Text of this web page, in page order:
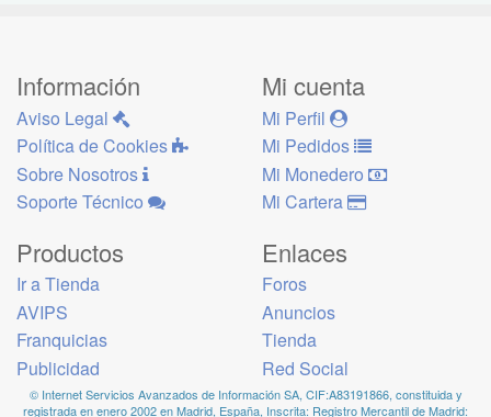
Información
Aviso Legal
Política de Cookies
Sobre Nosotros
Soporte Técnico
Mi cuenta
Mi Perfil
Mi Pedidos
Mi Monedero
Mi Cartera
Productos
Ir a Tienda
AVIPS
Franquicias
Publicidad
Enlaces
Foros
Anuncios
Tienda
Red Social
© Internet Servicios Avanzados de Información SA, CIF:A83191866, constituida y
registrada en enero 2002 en Madrid, España, Inscrita: Registro Mercantil de Madrid: